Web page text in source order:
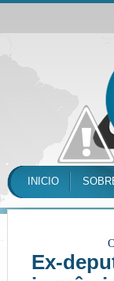
INICIO
Ex-